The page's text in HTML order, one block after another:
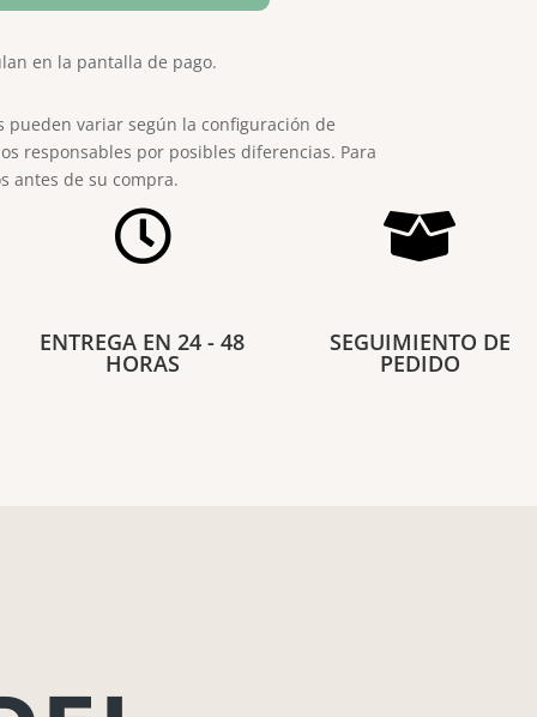
en la pantalla de pago.
pueden variar según la configuración de
responsables por posibles diferencias. Para
antes de su compra.

ENTREGA EN 24 - 48
HORAS

SEGUIMIENTO DE
PEDIDO